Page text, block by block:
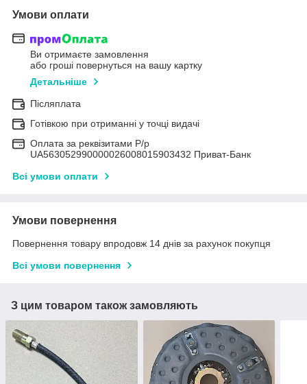
Умови оплати
Ви отримаєте замовлення
або гроші повернуться на вашу картку
Детальніше
Післяплата
Готівкою при отриманні у точці видачі
Оплата за реквізитами Р/р
UA563052990000026008015903432 Приват-Банк
Всі умови оплати
Умови повернення
Повернення товару впродовж 14 днів за рахунок покупця
Всі умови повернення
З цим товаром також замовляють